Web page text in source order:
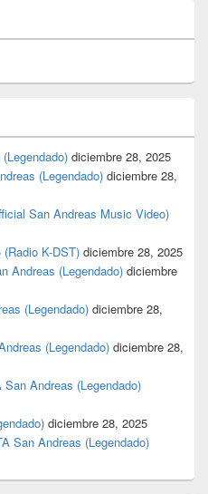
diciembre 28, 2025
(Legendado) diciembre 28,
San Andreas Music Video)
K-DST) diciembre 28, 2025
Andreas (Legendado) diciembre
(Legendado) diciembre 28,
(Legendado) diciembre 28,
Andreas (Legendado)
diciembre 28, 2025
San Andreas (Legendado)